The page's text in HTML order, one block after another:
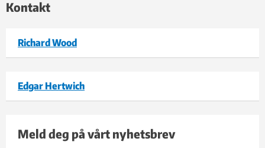
Kontakt
Richard Wood
Edgar Hertwich
Meld deg på vårt nyhetsbrev